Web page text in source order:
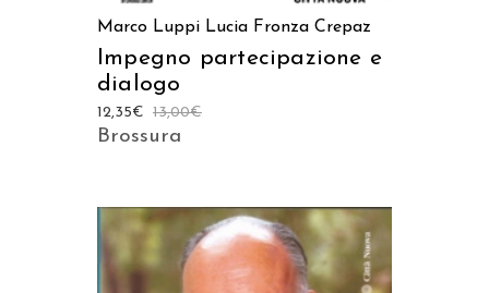
Marco Luppi Lucia Fronza Crepaz
Impegno partecipazione e
dialogo
13,00€
12,35€
Brossura